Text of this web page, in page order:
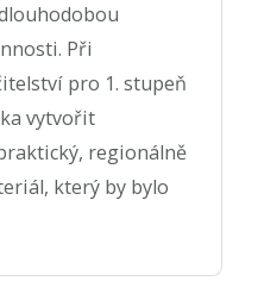
Při
pro 1. stupeň
vytvořit
regionálně
který by bylo